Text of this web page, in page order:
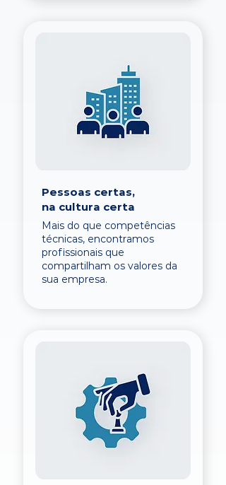
Pessoas certas,
na cultura certa
Mais do que competências
técnicas, encontramos
profissionais que
compartilham os valores da
sua empresa.